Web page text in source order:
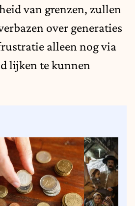
van grenzen, zullen
over generaties
alleen nog via
lijken te kunnen